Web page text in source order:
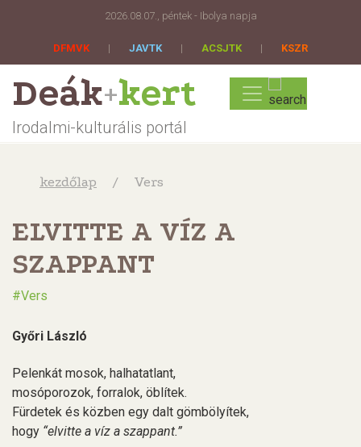
2026.08.07., péntek - Ibolya napja
DFMVK | JAVTK | ACSJTK | KSZR
Deák+kert
Irodalmi-kulturális portál
kezdőlap Vers
ELVITTE A VÍZ A
SZAPPANT
Vers
Győri László
Pelenkát mosok, halhatatlant,
mosóporozok, forralok, öblítek.
Fürdetek és közben egy dalt gömbölyítek,
hogy “elvitte a víz a szappant.”